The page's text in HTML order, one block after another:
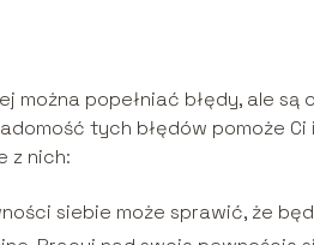
można popełniać błędy, ale
tych błędów pomoże
z nich:
siebie może sprawić, że